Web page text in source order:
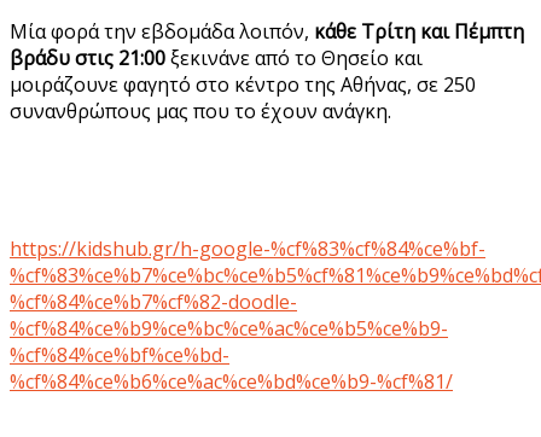
Μία φορά την εβδομάδα λοιπόν, κάθε Τρίτη και Πέμπτη
βράδυ στις 21:00ξεκινάνε από το Θησείο και
μοιράζουνε φαγητό στο κέντρο της Αθήνας, σε 250
συνανθρώπους μας που το έχουν ανάγκη.
https://kidshub.gr/h-google-%cf%83%cf%84%ce%bf-
%cf%84%ce%b7%cf%82-doodle-
%cf%84%ce%b9%ce%bc%ce%ac%ce%b5%ce%b9-
%cf%84%ce%bf%ce%bd-
%cf%84%ce%b6%ce%ac%ce%bd%ce%b9-%cf%81/